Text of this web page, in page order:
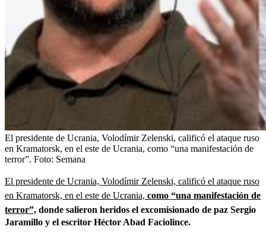
El presidente de Ucrania, Volodímir Zelenski, calificó el ataque ruso
en Kramatorsk, en el este de Ucrania, como “una manifestación de
terror”. Foto: Semana
El presidente de Ucrania, Volodímir Zelenski, calificó el ataque ruso
en Kramatorsk, en el este de Ucrania, como “una manifestación de
terror”, donde salieron heridos el excomisionado de paz Sergio
Jaramillo y el escritor Héctor Abad Faciolince.